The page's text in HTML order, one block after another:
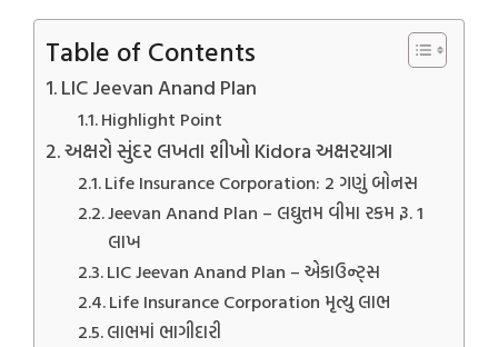
Table of Contents
LIC Jeevan Anand Plan
Highlight Point
અક્ષરો સુંદર લખતા શીખો Kidora અક્ષરયાત્રા
Life Insurance Corporation: 2 ગણું બોનસ
Jeevan Anand Plan – લઘુત્તમ વીમા રકમ રૂ. 1
લાખ
LIC Jeevan Anand Plan – એકાઉન્ટ્સ
Life Insurance Corporation મૃત્યુ લાભ
લાભમાં ભાગીદારી